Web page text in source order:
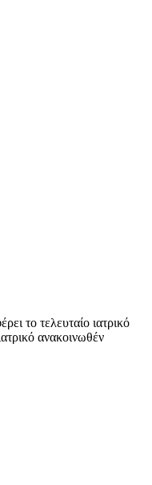
το τελευταίο ιατρικό
ανακοινωθέν